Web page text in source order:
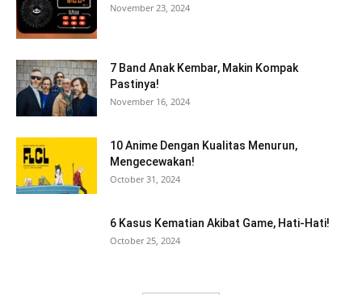
November 23, 2024
7 Band Anak Kembar, Makin Kompak
Pastinya!
November 16, 2024
10 Anime Dengan Kualitas Menurun,
Mengecewakan!
October 31, 2024
6 Kasus Kematian Akibat Game, Hati-Hati!
October 25, 2024